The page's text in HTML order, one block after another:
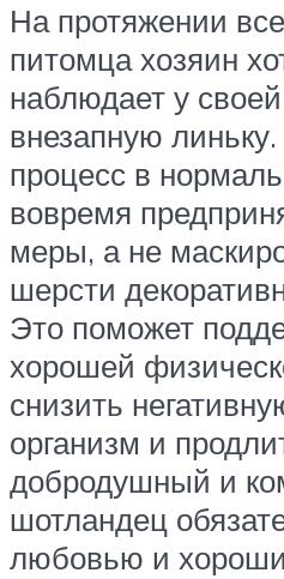
На протяжении
питомца хозяин
наблюдает у
внезапную
процесс в
вовремя
меры, а не
шерсти
Это поможет
хорошей
снизить
организм и
добродушный и
шотландец
любовью и